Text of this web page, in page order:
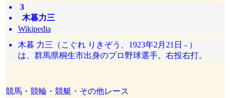
3
木暮力三
Wikipedia
木暮 力三（こぐれ りきぞう、1923年2月21日 - ）
は、群馬県桐生市出身のプロ野球選手。右投右打。
競馬・競輪・競艇・その他レース